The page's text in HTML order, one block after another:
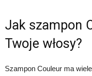
Jak szampon
Twoje włosy?
Szampon Couleur ma